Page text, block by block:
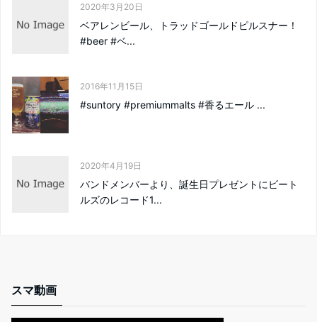
2020年3月20日
ベアレンビール、トラッドゴールドピルスナー！
#beer #ベ...
2016年11月15日
#suntory #premiummalts #香るエール ...
2020年4月19日
バンドメンバーより、誕生日プレゼントにビート
ルズのレコード1...
スマ動画